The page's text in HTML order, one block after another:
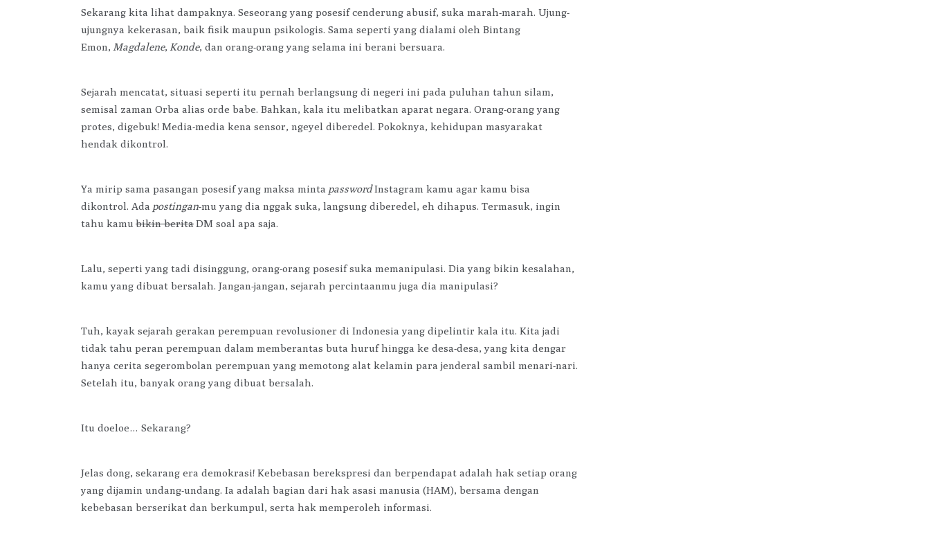
Sekarang kita lihat dampaknya. Seseorang yang posesif cenderung abusif, suka marah-marah. Ujung-
ujungnya kekerasan, baik fisik maupun psikologis. Sama seperti yang dialami oleh Bintang
Emon, Magdalene, Konde, dan orang-orang yang selama ini berani bersuara.
Sejarah mencatat, situasi seperti itu pernah berlangsung di negeri ini pada puluhan tahun silam,
semisal zaman Orba alias orde babe. Bahkan, kala itu melibatkan aparat negara. Orang-orang yang
protes, digebuk! Media-media kena sensor, ngeyel diberedel. Pokoknya, kehidupan masyarakat
hendak dikontrol.
Ya mirip sama pasangan posesif yang maksa minta passwordInstagram kamu agar kamu bisa
dikontrol. Ada postingan-mu yang dia nggak suka, langsung diberedel, eh dihapus. Termasuk, ingin
tahu kamu bikin beritaDM soal apa saja.
Lalu, seperti yang tadi disinggung, orang-orang posesif suka memanipulasi. Dia yang bikin kesalahan,
kamu yang dibuat bersalah. Jangan-jangan, sejarah percintaanmu juga dia manipulasi?
Tuh, kayak sejarah gerakan perempuan revolusioner di Indonesia yang dipelintir kala itu. Kita jadi
tidak tahu peran perempuan dalam memberantas buta huruf hingga ke desa-desa, yang kita dengar
hanya cerita segerombolan perempuan yang memotong alat kelamin para jenderal sambil menari-nari.
Setelah itu, banyak orang yang dibuat bersalah.
Itu doeloe… Sekarang?
Jelas dong, sekarang era demokrasi! Kebebasan berekspresi dan berpendapat adalah hak setiap orang
yang dijamin undang-undang. Ia adalah bagian dari hak asasi manusia (HAM), bersama dengan
kebebasan berserikat dan berkumpul, serta hak memperoleh informasi.